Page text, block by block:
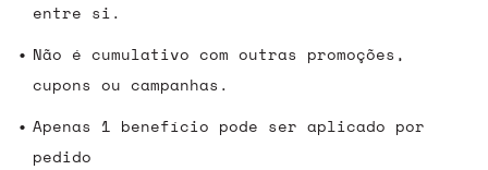
entre si.
Não é cumulativo com outras promoções,
cupons ou campanhas.
Apenas 1 benefício pode ser aplicado por
pedido